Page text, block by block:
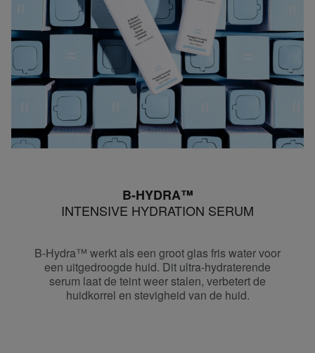
B-HYDRA™
INTENSIVE HYDRATION SERUM
B-Hydra™ werkt als een groot glas fris water voor
een uitgedroogde huid. Dit ultra-hydraterende
serum laat de teint weer stalen, verbetert de
huidkorrel en stevigheid van de huid.